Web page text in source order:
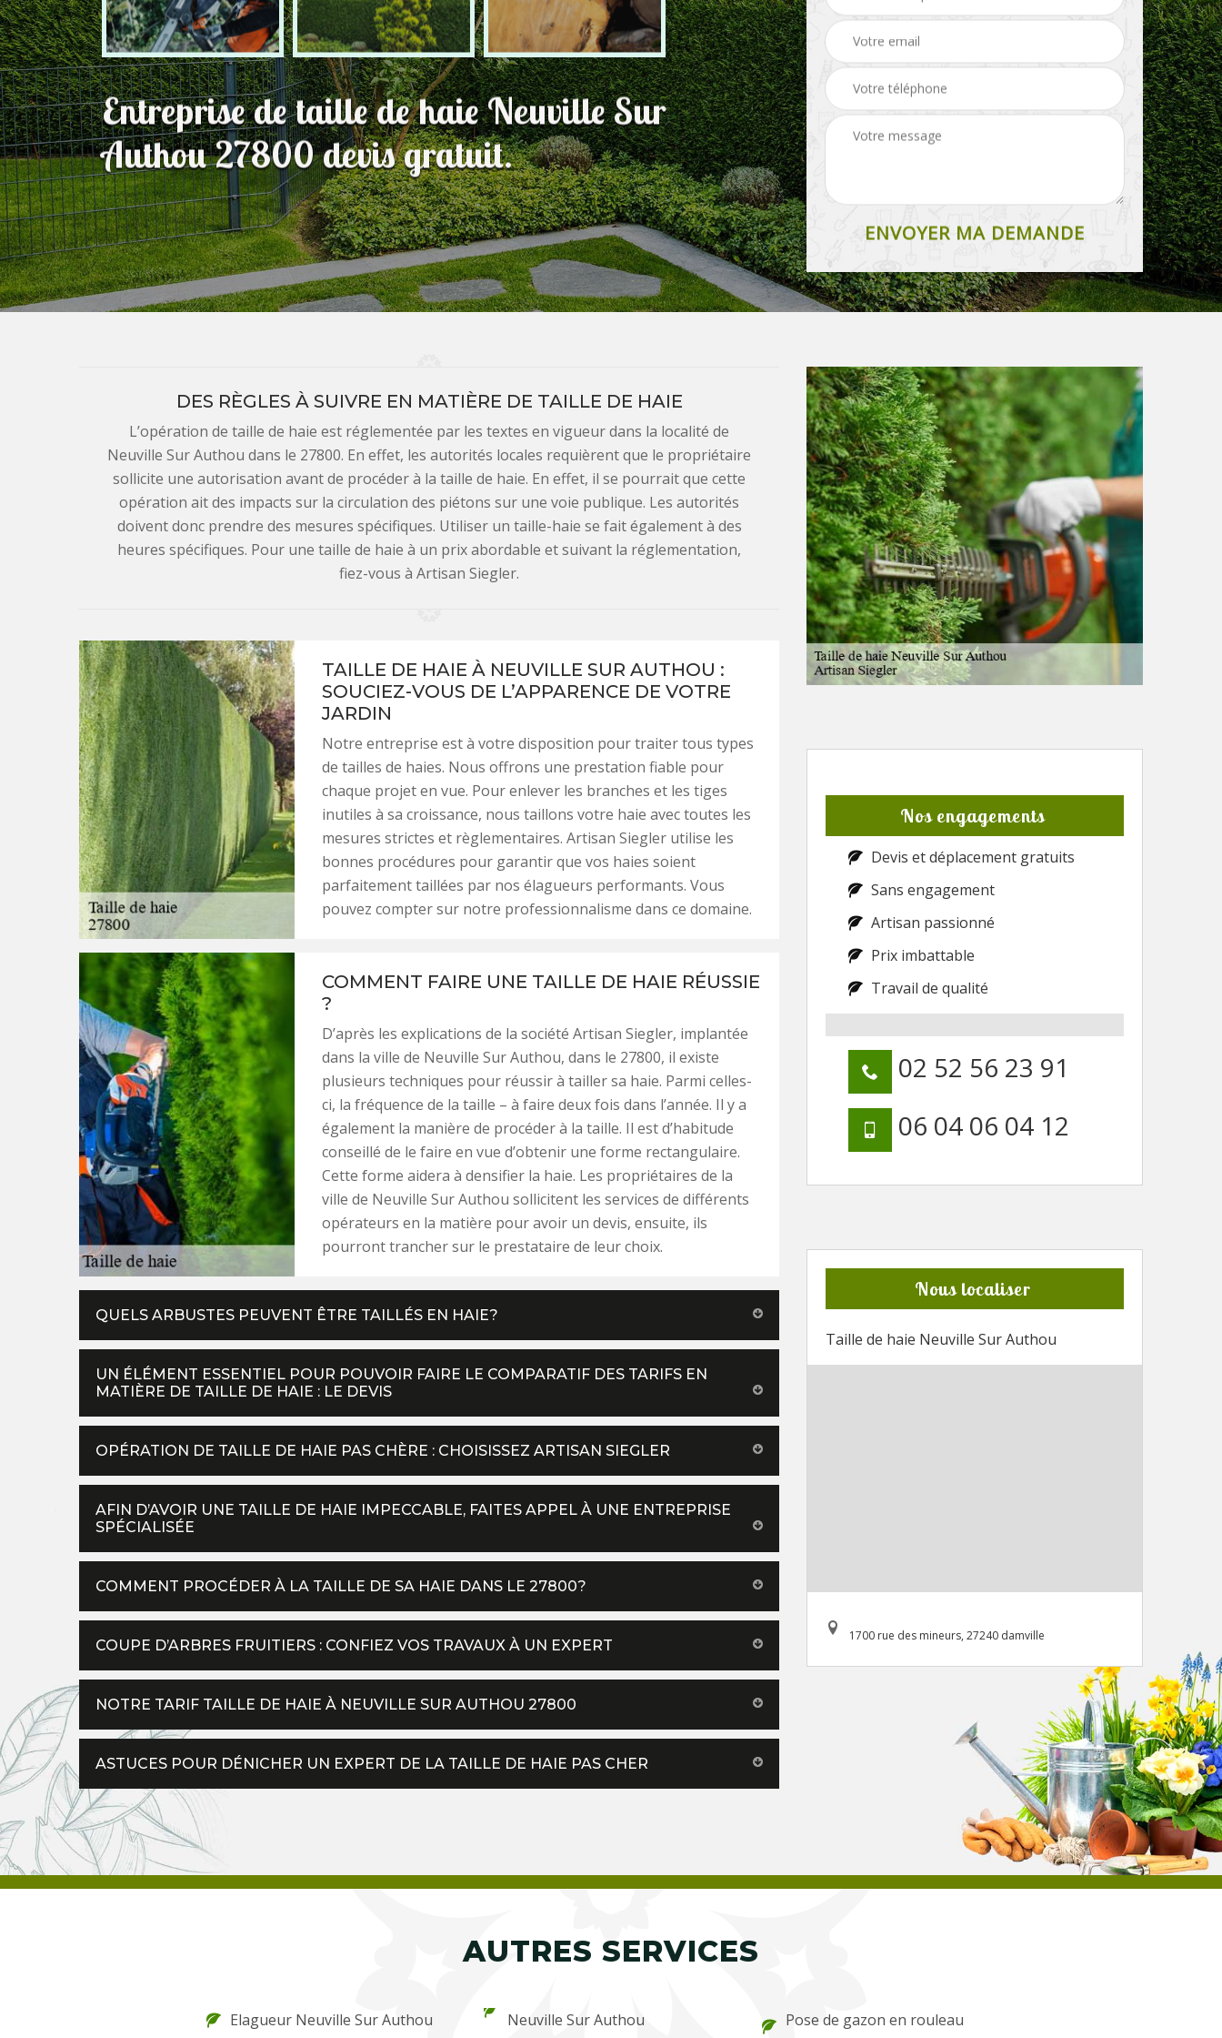
Entreprise de taille de haie Neuville Sur
Authou 27800 devis gratuit.
DES RÈGLES À SUIVRE EN MATIÈRE DE TAILLE DE HAIE
L’opération de taille de haie est réglementée par les textes en vigueur dans la localité de
Neuville Sur Authou dans le 27800. En effet, les autorités locales requièrent que le propriétaire
sollicite une autorisation avant de procéder à la taille de haie. En effet, il se pourrait que cette
opération ait des impacts sur la circulation des piétons sur une voie publique. Les autorités
doivent donc prendre des mesures spécifiques. Utiliser un taille-haie se fait également à des
heures spécifiques. Pour une taille de haie à un prix abordable et suivant la réglementation,
fiez-vous à Artisan Siegler.
TAILLE DE HAIE À NEUVILLE SUR AUTHOU :
SOUCIEZ-VOUS DE L’APPARENCE DE VOTRE
JARDIN
Notre entreprise est à votre disposition pour traiter tous types
de tailles de haies. Nous offrons une prestation fiable pour
chaque projet en vue. Pour enlever les branches et les tiges
inutiles à sa croissance, nous taillons votre haie avec toutes les
mesures strictes et règlementaires. Artisan Siegler utilise les
bonnes procédures pour garantir que vos haies soient
parfaitement taillées par nos élagueurs performants. Vous
pouvez compter sur notre professionnalisme dans ce domaine.
COMMENT FAIRE UNE TAILLE DE HAIE RÉUSSIE
?
D’après les explications de la société Artisan Siegler, implantée
dans la ville de Neuville Sur Authou, dans le 27800, il existe
plusieurs techniques pour réussir à tailler sa haie. Parmi celles-
ci, la fréquence de la taille – à faire deux fois dans l’année. Il y a
également la manière de procéder à la taille. Il est d’habitude
conseillé de le faire en vue d’obtenir une forme rectangulaire.
Cette forme aidera à densifier la haie. Les propriétaires de la
ville de Neuville Sur Authou sollicitent les services de différents
opérateurs en la matière pour avoir un devis, ensuite, ils
pourront trancher sur le prestataire de leur choix.
QUELS ARBUSTES PEUVENT ÊTRE TAILLÉS EN HAIE?
UN ÉLÉMENT ESSENTIEL POUR POUVOIR FAIRE LE COMPARATIF DES TARIFS EN
MATIÈRE DE TAILLE DE HAIE : LE DEVIS
OPÉRATION DE TAILLE DE HAIE PAS CHÈRE : CHOISISSEZ ARTISAN SIEGLER
AFIN D’AVOIR UNE TAILLE DE HAIE IMPECCABLE, FAITES APPEL À UNE ENTREPRISE
SPÉCIALISÉE
COMMENT PROCÉDER À LA TAILLE DE SA HAIE DANS LE 27800?
COUPE D’ARBRES FRUITIERS : CONFIEZ VOS TRAVAUX À UN EXPERT
NOTRE TARIF TAILLE DE HAIE À NEUVILLE SUR AUTHOU 27800
ASTUCES POUR DÉNICHER UN EXPERT DE LA TAILLE DE HAIE PAS CHER
Nos engagements
Devis et déplacement gratuits
Sans engagement
Artisan passionné
Prix imbattable
Travail de qualité
02 52 56 23 91
06 04 06 04 12
Nous localiser
Taille de haie Neuville Sur Authou
1700 rue des mineurs, 27240 damville
AUTRES SERVICES
Elagueur Neuville Sur Authou Neuville Sur Authou
Pose de gazon en rouleau